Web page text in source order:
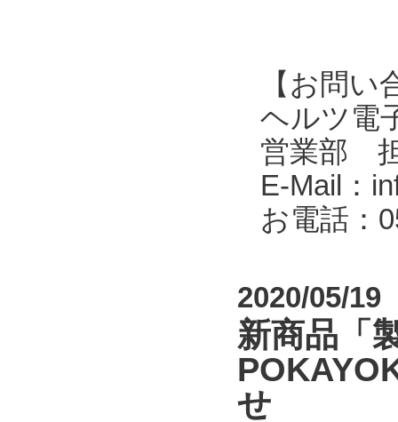
【お問い
ヘルツ電
営業部
E-Mail：
お電話：
2020/05/19
新商品「
せ